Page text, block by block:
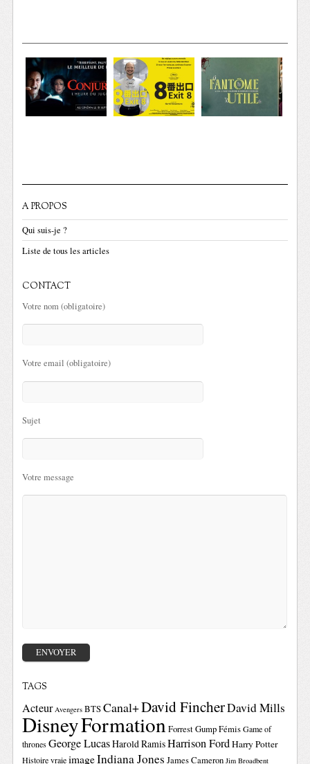
A PROPOS
Qui suis-je ?
Liste de tous les articles
CONTACT
Votre nom (obligatoire)
Votre email (obligatoire)
Sujet
Votre message
TAGS
Acteur Avengers BTSCanal+David FincherDavid Mills
DisneyFormationForrest GumpFémis Game of
thrones George LucasHarold RamisHarrison FordHarry Potter
Histoire vraie imageIndiana Jones James Cameron Jim Broadbent